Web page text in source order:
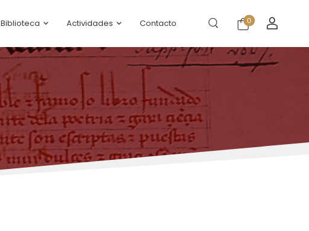
Biblioteca Actividades Contacto 0